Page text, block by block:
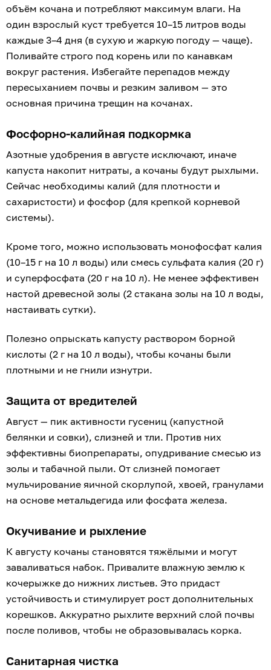
объём кочана и потребляют максимум влаги. На
один взрослый куст требуется 10–15 литров воды
каждые 3–4 дня (в сухую и жаркую погоду — чаще).
Поливайте строго под корень или по канавкам
вокруг растения. Избегайте перепадов между
пересыханием почвы и резким заливом — это
основная причина трещин на кочанах.
Фосфорно-калийная подкормка
Азотные удобрения в августе исключают, иначе
капуста накопит нитраты, а кочаны будут рыхлыми.
Сейчас необходимы калий (для плотности и
сахаристости) и фосфор (для крепкой корневой
системы).
Кроме того, можно использовать монофосфат калия
(10–15 г на 10 л воды) или смесь сульфата калия (20 г)
и суперфосфата (20 г на 10 л). Не менее эффективен
настой древесной золы (2 стакана золы на 10 л воды,
настаивать сутки).
Полезно опрыскать капусту раствором борной
кислоты (2 г на 10 л воды), чтобы кочаны были
плотными и не гнили изнутри.
Защита от вредителей
Август — пик активности гусениц (капустной
белянки и совки), слизней и тли. Против них
эффективны биопрепараты, опудривание смесью из
золы и табачной пыли. От слизней помогает
мульчирование яичной скорлупой, хвоей, гранулами
на основе метальдегида или фосфата железа.
Окучивание и рыхление
К августу кочаны становятся тяжёлыми и могут
заваливаться набок. Привалите влажную землю к
кочерыжке до нижних листьев. Это придаст
устойчивость и стимулирует рост дополнительных
корешков. Аккуратно рыхлите верхний слой почвы
после поливов, чтобы не образовывалась корка.
Санитарная чистка